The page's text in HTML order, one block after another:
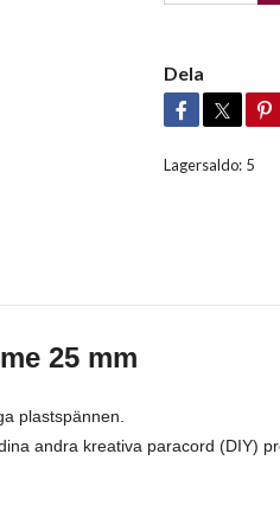
Dela
Lagersaldo: 5
25 mm
plastspännen.
andra kreativa paracord (DIY)